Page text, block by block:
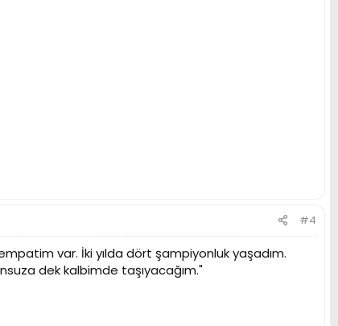
#4
var. İki yılda dört şampiyonluk yaşadım.
dek kalbimde taşıyacağım."